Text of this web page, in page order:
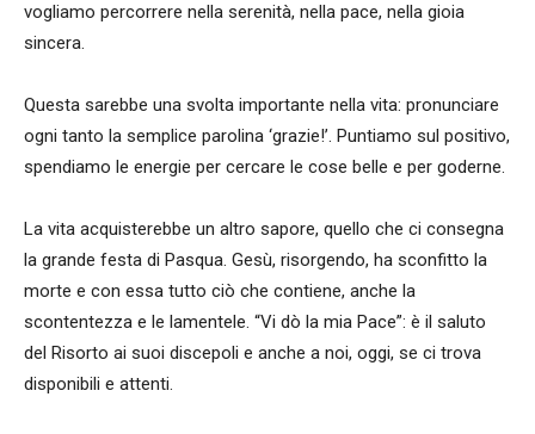
vogliamo percorrere nella serenità, nella pace, nella gioia
sincera.
Questa sarebbe una svolta importante nella vita: pronunciare
ogni tanto la semplice parolina ‘grazie!’. Puntiamo sul positivo,
spendiamo le energie per cercare le cose belle e per goderne.
La vita acquisterebbe un altro sapore, quello che ci consegna
la grande festa di Pasqua. Gesù, risorgendo, ha sconfitto la
morte e con essa tutto ciò che contiene, anche la
scontentezza e le lamentele. “Vi dò la mia Pace”: è il saluto
del Risorto ai suoi discepoli e anche a noi, oggi, se ci trova
disponibili e attenti.